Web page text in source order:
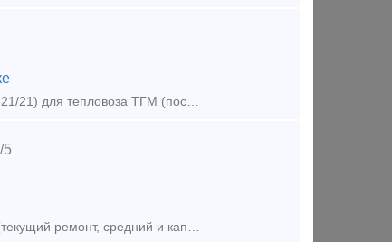
ООО «Транском» предлагает к реализации тепловозный дизель 211Д-3 (6ЧН21/21) для тепловоза ТГМ (после ТР). Дизель укомплектован коленчатым валом после шлифовки (2 град.). Ремонт осуществлялся предприя
/5
Предлагаем оказание услуг по ремонту тепловозов в объеме ТР-3, СР и КР (текущий ремонт, средний и капитальный ремонт). Осуществляем ремонт тепловозов серии: - ТЭМ2 (ТЭМ2У, ТЭМ2УМ); - ТЭМ18 (ТЭМ18Д,